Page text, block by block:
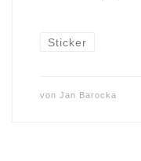
Sticker
von Jan Barocka